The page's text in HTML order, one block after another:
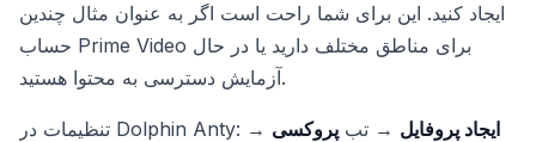
ایجاد کنید. این برای شما راحت است اگر به عنوان مثال چندین
حساب Prime Video برای مناطق مختلف دارید یا در حال
آزمایش دسترسی به محتوا هستید.
تنظیمات در Dolphin Anty: ایجاد پروفایل → تب پروکسی →